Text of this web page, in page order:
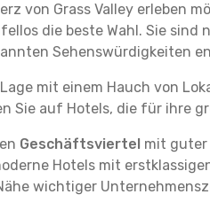
von Grass Valley erleben
die beste Wahl. Sie
Sehenswürdigkeiten
mit einem Hauch von
Sie auf Hotels, die für ihre
Geschäftsviertel mit guter
Hotels mit
wichtiger